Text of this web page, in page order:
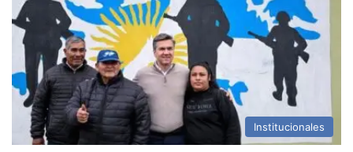
Institucionales